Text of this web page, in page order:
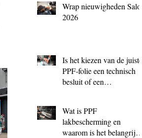
Wrap nieuwigheden Salon
2026
Is het kiezen van de juiste
PPF‑folie een technisch
besluit of een
Wat is PPF
lakbescherming en
waarom is het belangrijk?